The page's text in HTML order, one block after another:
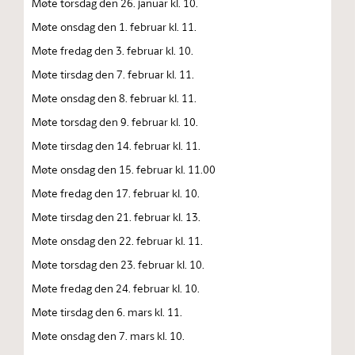
Møte onsdag den 1. februar kl. 11.
Møte fredag den 3. februar kl. 10.
Møte tirsdag den 7. februar kl. 11.
Møte onsdag den 8. februar kl. 11.
Møte torsdag den 9. februar kl. 10.
Møte tirsdag den 14. februar kl. 11.
Møte onsdag den 15. februar kl. 11.00
Møte fredag den 17. februar kl. 10.
Møte tirsdag den 21. februar kl. 13.
Møte onsdag den 22. februar kl. 11.
Møte torsdag den 23. februar kl. 10.
Møte fredag den 24. februar kl. 10.
Møte tirsdag den 6. mars kl. 11.
Møte onsdag den 7. mars kl. 10.